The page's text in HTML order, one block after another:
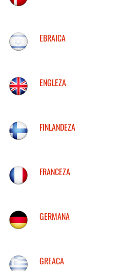
EBRAICA
ENGLEZA
FINLANDEZA
FRANCEZA
GERMANA
GREACA